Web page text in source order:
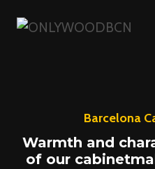
Barcelona
Warmth and
of our